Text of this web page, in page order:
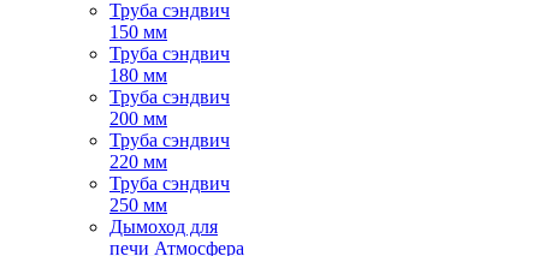
Труба сэндвич
150 мм
Труба сэндвич
180 мм
Труба сэндвич
200 мм
Труба сэндвич
220 мм
Труба сэндвич
250 мм
Дымоход для
печи Атмосфера